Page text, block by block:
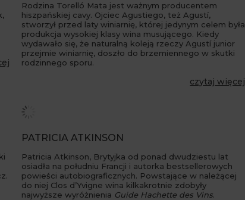
Rodzina Torelló Mata jest ważnym producentem
hiszpańskiej cavy. Ojciec Agustiego, też Agustí,
stworzył przed laty winiarnię, której jedynym celem była
produkcja wysokiej klasy wina musującego. Kiedy
wydawało się, że naturalną koleją rzeczy Agustí junior
przejmie winiarnię, doszło do brzemiennego w skutki
rodzinnego sporu.
czytaj więcej
PATRICIA ATKINSON
Patricia Atkinson, Brytyjka od ponad dwudziestu lat
osiadła na południu Francji i autorka bestsellerowych
powieści autobiograficznych. Powstające w należącej
do niej Clos d’Yvigne wina kilkakrotnie zdobyły
najwyższe wyróżnienia Guide Hachette des Vins.